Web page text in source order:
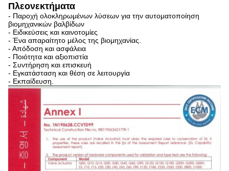
Πλεονεκτήματα
- Παροχή ολοκληρωμένων λύσεων για την αυτοματοποίηση
βιομηχανικών βαλβίδων
- Ειδικεύσεις και καινοτομίες
- Ένα απαραίτητο μέλος της βιομηχανίας.
- Απόδοση και ασφάλεια
- Ποιότητα και αξιοπιστία
- Συντήρηση και επισκευή
- Εγκατάσταση και θέση σε λειτουργία
- Εκπαίδευση.